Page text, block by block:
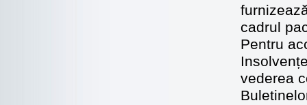
cadrul
Pentru
vederea